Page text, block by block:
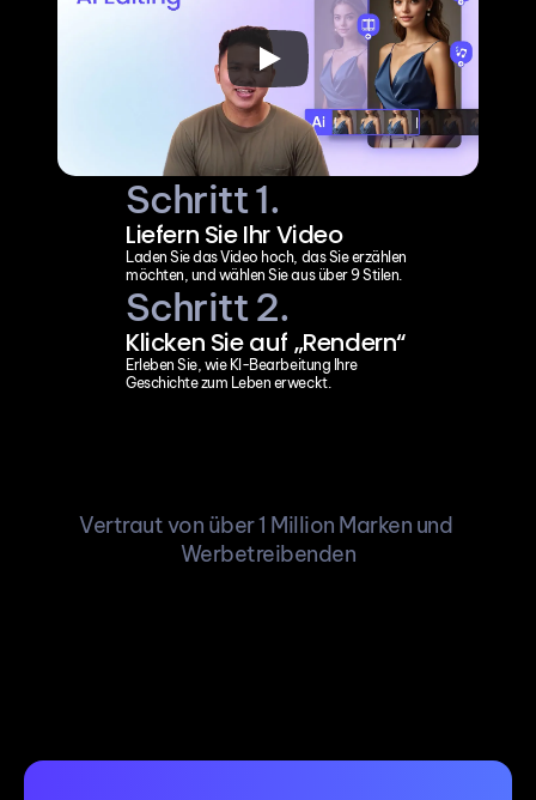
Schritt 1.
Liefern Sie Ihr Video
Laden Sie das Video hoch, das Sie erzählen
möchten, und wählen Sie aus über 9 Stilen.
Schritt 2.
Klicken Sie auf „Rendern“
Erleben Sie, wie KI-Bearbeitung Ihre
Geschichte zum Leben erweckt.
Vertraut von über 1 Million Marken und
Werbetreibenden